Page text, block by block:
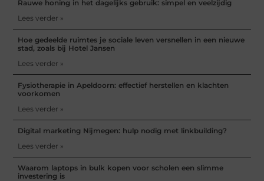
Rauwe honing in het dagelijks gebruik: simpel en veelzijdig
Lees verder »
Hoe gedeelde ruimtes je sociale leven versnellen in een nieuwe
stad, zoals bij Hotel Jansen
Lees verder »
Fysiotherapie in Apeldoorn: effectief herstellen en klachten
voorkomen
Lees verder »
Digital marketing Nijmegen: hulp nodig met linkbuilding?
Lees verder »
Waarom laptops in bulk kopen voor scholen een slimme
investering is